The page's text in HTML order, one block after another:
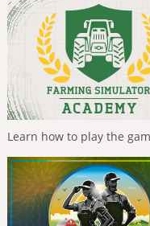
Learn how to play the